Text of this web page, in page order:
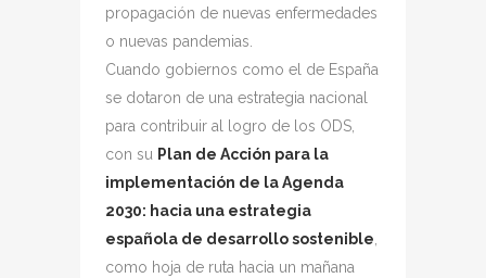
propagación de nuevas enfermedades
o nuevas pandemias.
Cuando gobiernos como el de España
se dotaron de una estrategia nacional
para contribuir al logro de los ODS,
con su Plan de Acción para la
implementación de la Agenda
2030: hacia una estrategia
española de desarrollo sostenible
como hoja de ruta hacia un mañana